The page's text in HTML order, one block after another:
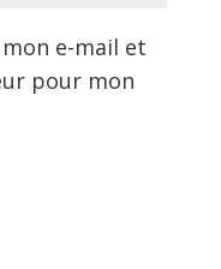
e-mail et
pour mon